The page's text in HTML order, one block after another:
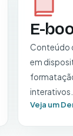
E-
Conteúdo
em
interativos.
Veja um